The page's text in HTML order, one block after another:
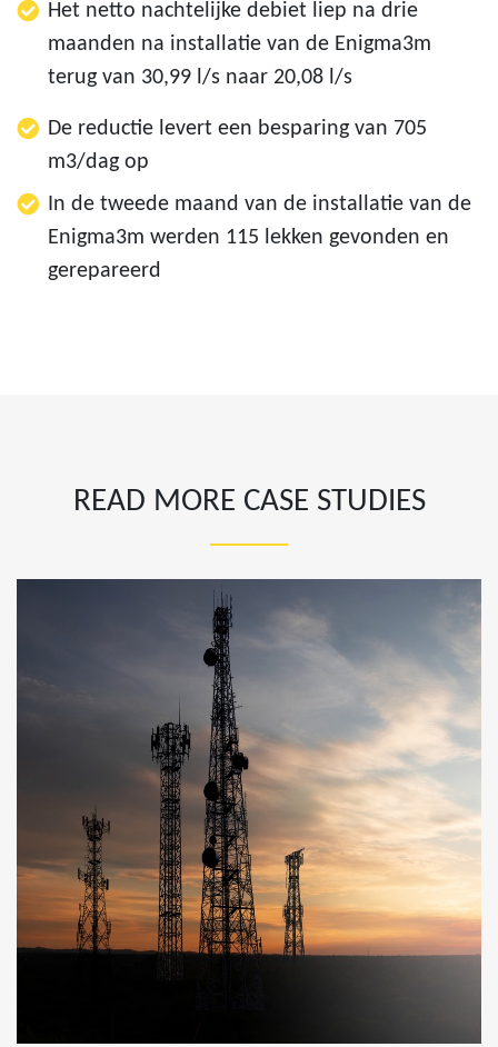
Het netto nachtelijke debiet liep na drie
maanden na installatie van de Enigma3m
terug van 30,99 l/s naar 20,08 l/s
De reductie levert een besparing van 705
m3/dag op
In de tweede maand van de installatie van de
Enigma3m werden 115 lekken gevonden en
gerepareerd
READ MORE CASE STUDIES